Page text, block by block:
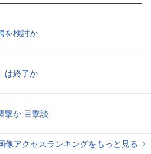
を検討か
は終了か
撃か 目撃談
像アクセスランキングをもっと見る